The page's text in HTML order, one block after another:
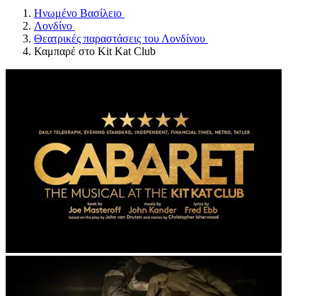
Ηνωμένο Βασίλειο
Λονδίνο
Θεατρικές παραστάσεις του Λονδίνου
Καμπαρέ στο Kit Kat Club